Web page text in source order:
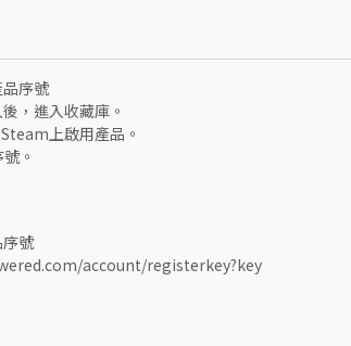
序號
，進入收藏庫。
上啟用產品。
。
號
account/registerkey?key